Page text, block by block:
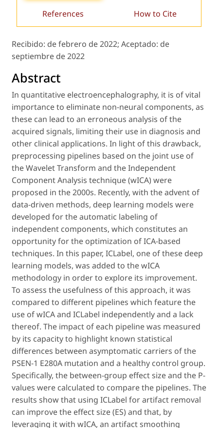
References How to Cite
Recibido: de febrero de 2022; Aceptado: de
septiembre de 2022
Abstract
In quantitative electroencephalography, it is of vital
importance to eliminate non-neural components, as
these can lead to an erroneous analysis of the
acquired signals, limiting their use in diagnosis and
other clinical applications. In light of this drawback,
preprocessing pipelines based on the joint use of
the Wavelet Transform and the Independent
Component Analysis technique (wICA) were
proposed in the 2000s. Recently, with the advent of
data-driven methods, deep learning models were
developed for the automatic labeling of
independent components, which constitutes an
opportunity for the optimization of ICA-based
techniques. In this paper, ICLabel, one of these deep
learning models, was added to the wICA
methodology in order to explore its improvement.
To assess the usefulness of this approach, it was
compared to different pipelines which feature the
use of wICA and ICLabel independently and a lack
thereof. The impact of each pipeline was measured
by its capacity to highlight known statistical
differences between asymptomatic carriers of the
PSEN-1 E280A mutation and a healthy control group.
Specifically, the between-group effect size and the P-
values were calculated to compare the pipelines. The
results show that using ICLabel for artifact removal
can improve the effect size (ES) and that, by
leveraging it with wICA, an artifact smoothing